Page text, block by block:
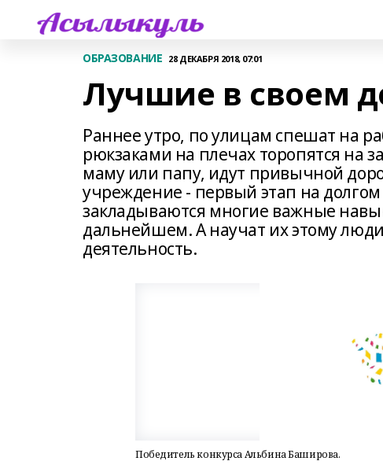
ОБРАЗОВАНИЕ 28 ДЕКАБРЯ 2018, 07:01
Лучшие в своем
Раннее утро, по улицам спешат на
рюкзаками на плечах торопятся на
маму или папу, идут привычной
учреждение - первый этап на
закладываются многие важные
дальнейшем. А научат их этому
деятельность.
Победитель конкурса Альбина Баширова.